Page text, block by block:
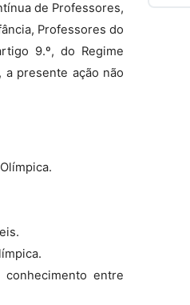
de Professores,
Professores do
9.º, do Regime
a presente ação não
entre